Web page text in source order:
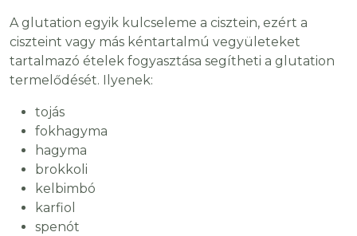
A glutation egyik kulcseleme a cisztein, ezért a
ciszteint vagy más kéntartalmú vegyületeket
tartalmazó ételek fogyasztása segítheti a glutation
termelődését. Ilyenek:
tojás
fokhagyma
hagyma
brokkoli
kelbimbó
karfiol
spenót